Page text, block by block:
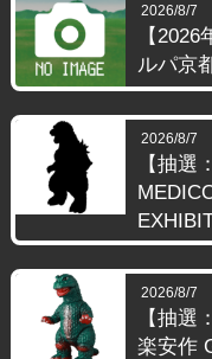
2026/8/7
【
ルパ京
2026/8/7
【抽選
2026/8/7
【抽選
楽安作